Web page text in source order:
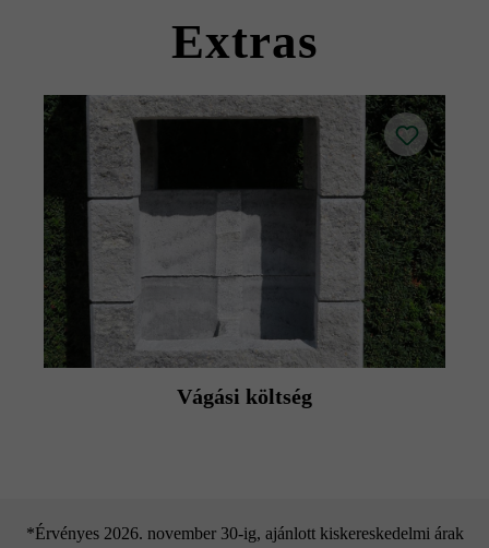
Extras
Vágási költség
*Érvényes 2026. november 30-ig, ajánlott kiskereskedelmi árak